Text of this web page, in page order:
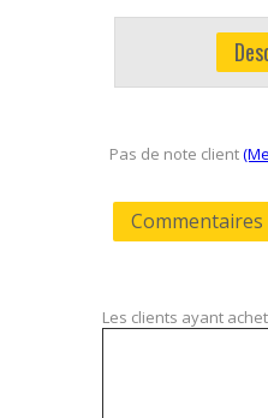
Pas de note client
Commentaires
Les clients ayant